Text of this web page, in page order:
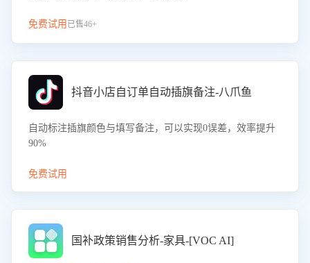
免费试用 已售46+
抖音小店自订单自动插旗备注-八爪鱼
自动标注插旗颜色与填写备注，可以实现0误差，效率提升
90%
免费试用
国补政策销售分析-家具-[VOC AI]